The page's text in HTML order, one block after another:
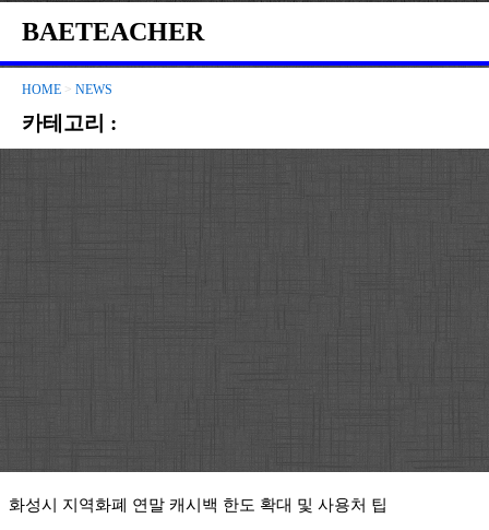
BAETEACHER
HOME > NEWS
카테고리 :
화성시 지역화폐 연말 캐시백 한도 확대 및 사용처 팁